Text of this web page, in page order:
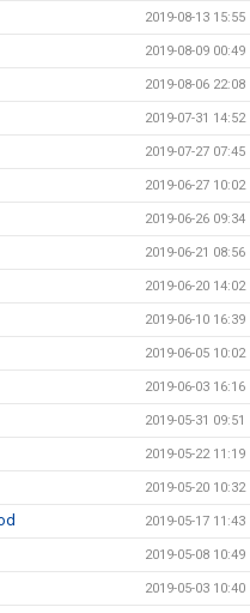
2019-08-13 15:55
2019-08-09 00:49
2019-08-06 22:08
2019-07-31 14:52
2019-07-27 07:45
2019-06-27 10:02
2019-06-26 09:34
2019-06-21 08:56
2019-06-20 14:02
2019-06-10 16:39
2019-06-05 10:02
2019-06-03 16:16
2019-05-31 09:51
2019-05-22 11:19
2019-05-20 10:32
2019-05-17 11:43
2019-05-08 10:49
2019-05-03 10:40